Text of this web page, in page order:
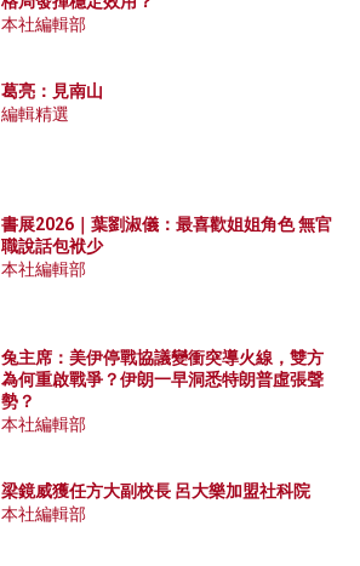
本社編輯部
葛亮：見南山
編輯精選
書展2026｜葉劉淑儀：最喜歡姐姐角色 無官
職說話包袱少
本社編輯部
兔主席：美伊停戰協議變衝突導火線，雙方
為何重啟戰爭？伊朗一早洞悉特朗普虛張聲
勢？
本社編輯部
梁鏡威獲任方大副校長 呂大樂加盟社科院
本社編輯部